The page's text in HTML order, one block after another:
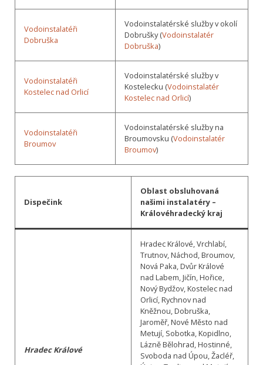
Vodoinstalatéři
Dobruška
Vodoinstalatérské služby v okolí
Dobrušky (Vodoinstalatér
Dobruška)
Vodoinstalatéři
Kostelec nad Orlicí
Vodoinstalatérské služby v
Kostelecku (Vodoinstalatér
Kostelec nad Orlicí)
Vodoinstalatéři
Broumov
Vodoinstalatérské služby na
Broumovsku (Vodoinstalatér
Broumov)
Dispečink
Oblast obsluhovaná
našimi instalatéry –
Královéhradecký kraj
Hradec Králové
Hradec Králové, Vrchlabí,
Trutnov, Náchod, Broumov,
Nová Paka, Dvůr Králové
nad Labem, Jičín, Hořice,
Nový Bydžov, Kostelec nad
Orlicí, Rychnov nad
Kněžnou, Dobruška,
Jaroměř, Nové Město nad
Metují, Sobotka, Kopidlno,
Lázně Bělohrad, Hostinné,
Svoboda nad Úpou, Žacléř,